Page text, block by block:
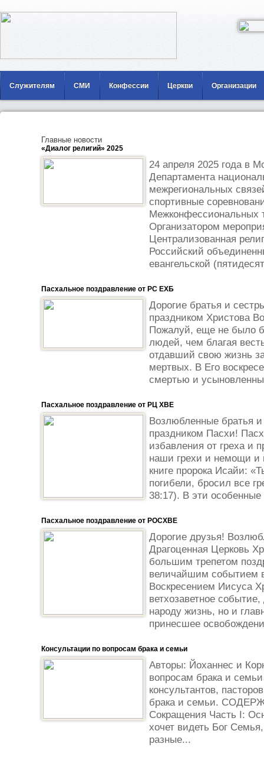
Служителям СМИ Конфессии Церкви Организации
Главные новости
«Диалог религий» 2025
24 апреля 2025 года в
Департамента
межрегиональных
спортивные
Межконфессиональных
Организатором
Централизованная
Российский
евангельской
Пасхальное поздравление от РС ЕХБ
Дорогие братья и
праздником Христова
Пожалуй, еще не было
людей, чем благая
отдавший свою жизнь
мертвых. В Его
смертью и
Пасхальное поздравление от РЦ ХВЕ
Возлюбленные братья
праздником Пасхи!
избавления от греха и
наши грехи и немощи и
книге пророка Исайи:
погибели, бросил все
38:17). В эти особенные
Пасхальное поздравление от РОСХВЕ
Дорогие друзья!
Драгоценная Церковь
большим трепетом
величайшим событием
Воскресением Иисуса
ветхозаветное
народу жизнь, но и
принесшее
Консультации по вопросам брака и семьи
Авторы: Йоханнес и
вопросам брака и
консультантов,
брака и семьи.
Сокращения Часть I:
хочет видеть Бог
разные...